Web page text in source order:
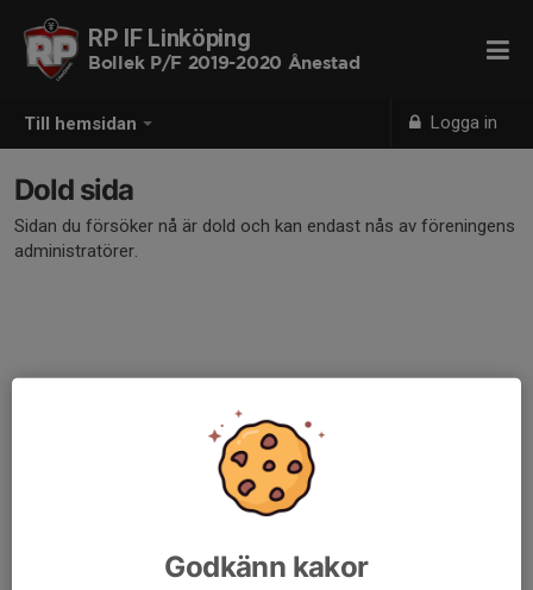
Till hemsidan Logga in
RP IF Linköping
Bollek P/F 2019-2020 Ånestad
Dold sida
Sidan du försöker nå är dold och kan endast nås av föreningens
administratörer.
Godkänn kakor